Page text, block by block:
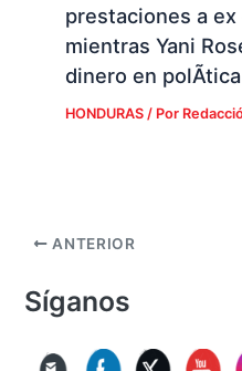
prestaciones a ex
mientras Yani
dinero en polÃ­tica
HONDURAS/ Por
ANTERIOR
Síganos